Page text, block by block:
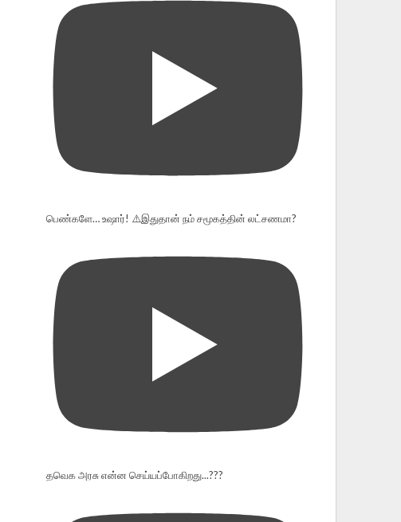
பெண்களே… உஷார்! ⚠️இதுதான் நம் சமூகத்தின் லட்சணமா?
தவெக அரசு என்ன செய்யப்போகிறது...???